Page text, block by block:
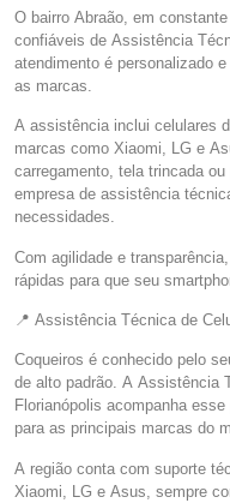
O bairro Abraão, em
confiáveis de Assistência
atendimento é personalizado
as marcas.
A assistência inclui celulares
marcas como Xiaomi, LG e
carregamento, tela trincada
empresa de assistência
necessidades.
Com agilidade e
rápidas para que seu
📍 Assistência Técnica de
Coqueiros é conhecido pelo
de alto padrão. A Assistência
Florianópolis acompanha
para as principais marcas do
A região conta com suporte
Xiaomi, LG e Asus, sempre